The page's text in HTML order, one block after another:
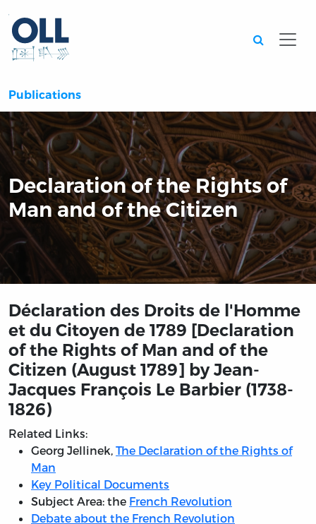
Publications
Declaration of the Rights of
Man and of the Citizen
Déclaration des Droits de l'Homme
et du Citoyen de 1789 [Declaration
of the Rights of Man and of the
Citizen (August 1789] by Jean-
Jacques François Le Barbier (1738-
1826)
Related Links:
Georg Jellinek, The Declaration of the Rights of
Man
Key Political Documents
Subject Area: the French Revolution
Debate about the French Revolution